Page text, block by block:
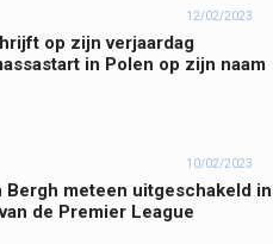
12/02/2023
op zijn verjaardag
in Polen op zijn naam
10/02/2023
Bergh meteen uitgeschakeld in
de Premier League